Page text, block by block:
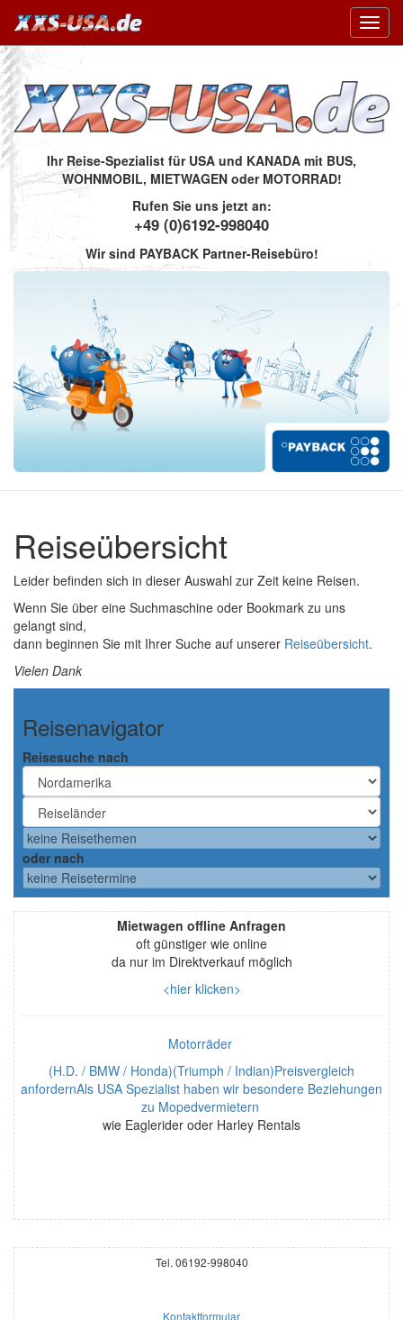
Ihr Reise-Spezialist für USA und KANADA mit BUS,
WOHNMOBIL, MIETWAGEN oder MOTORRAD!
Rufen Sie uns jetzt an:
+49 (0)6192-998040
Wir sind PAYBACK Partner-Reisebüro!
Reiseübersicht
Leider befinden sich in dieser Auswahl zur Zeit keine Reisen.
Wenn Sie über eine Suchmaschine oder Bookmark zu uns
gelangt sind,
dann beginnen Sie mit Ihrer Suche auf unserer Reiseübersicht.
Vielen Dank
Reisenavigator
Reisesuche nach
oder nach
Mietwagen offline Anfragen
oft günstiger wie online
da nur im Direktverkauf möglich
<hier klicken>
Motorräder
(H.D. / BMW / Honda)(Triumph / Indian)Preisvergleich
anfordernAls USA Spezialist haben wir besondere Beziehungen
zu Mopedvermietern
wie Eaglerider oder Harley Rentals
Tel. 06192-998040
Kontaktformular